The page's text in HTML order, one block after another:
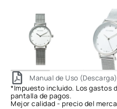
Manual de Uso (Descarga)
*Impuesto incluido. Los gastos
pantalla de pagos.
Mejor calidad - precio del